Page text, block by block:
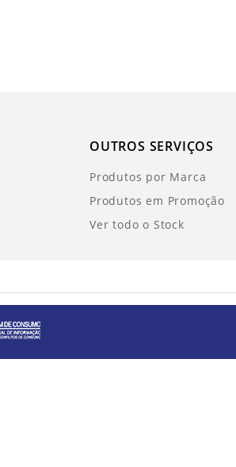
OUTROS SERVIÇOS
Produtos por Marca
Produtos em Promoção
Ver todo o Stock